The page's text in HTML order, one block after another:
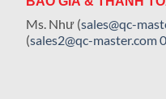
Ms. Như (sales@qc-
(sales2@qc-master.com